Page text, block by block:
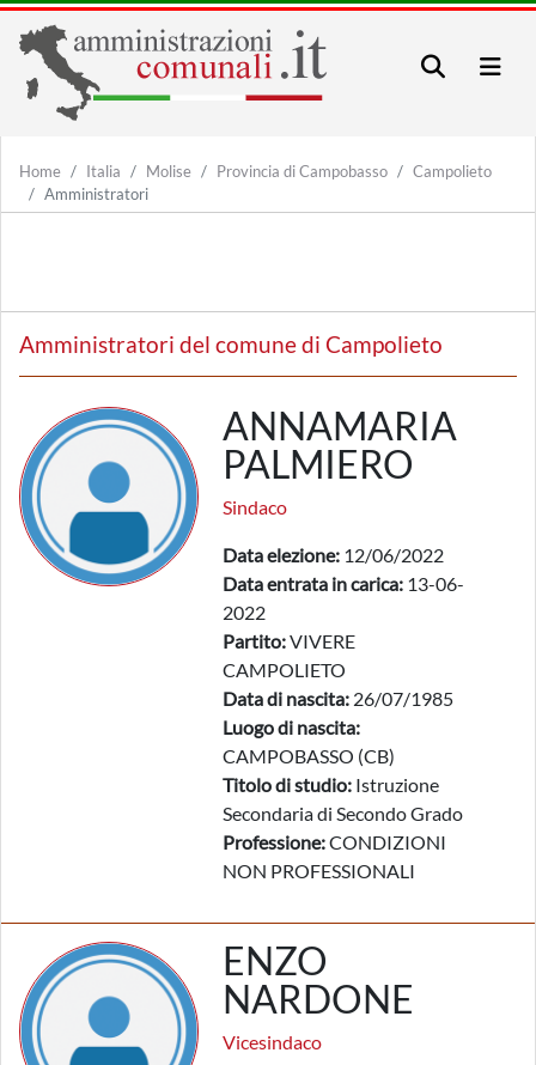
Home Italia Molise Provincia di Campobasso
Campolieto
Amministratori
Amministratori del comune di Campolieto
ANNAMARIA
PALMIERO
Sindaco
Data elezione: 12/06/2022
Data entrata in carica: 13-06-
2022
Partito:VIVERE
CAMPOLIETO
Data di nascita: 26/07/1985
Luogo di nascita:
CAMPOBASSO (CB)
Titolo di studio: Istruzione
Secondaria di Secondo Grado
Professione:CONDIZIONI
NON PROFESSIONALI
ENZO
NARDONE
Vicesindaco